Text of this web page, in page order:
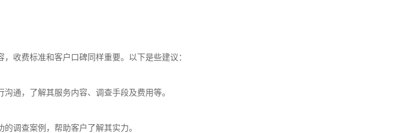
收费标准和客户口碑同样重要。以下是些建议：
通，了解其服务内容、调查手段及费用等。
调查案例，帮助客户了解其实力。